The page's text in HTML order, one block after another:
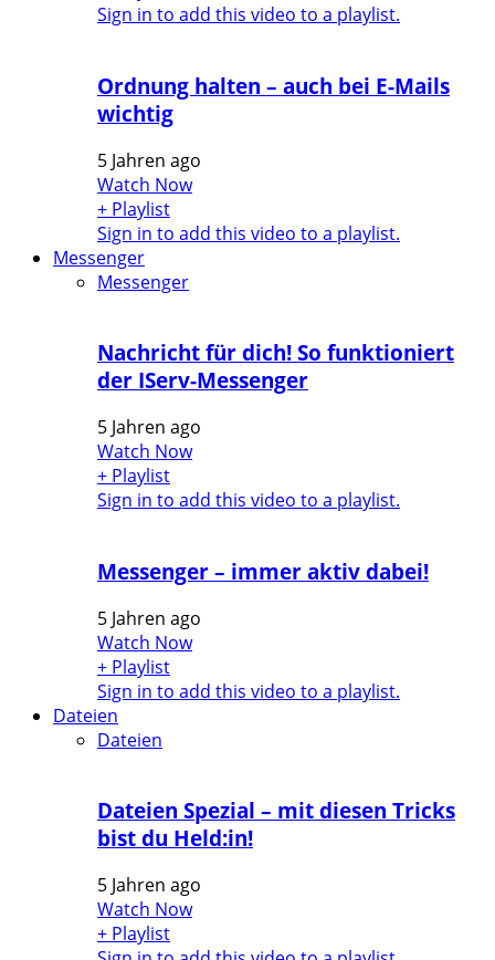
Sign in to add this video to a playlist.
Ordnung halten – auch bei E-Mails
wichtig
5 Jahren ago
Watch Now
+ Playlist
Sign in to add this video to a playlist.
Messenger
Messenger
Nachricht für dich! So funktioniert
der IServ-Messenger
5 Jahren ago
Watch Now
+ Playlist
Sign in to add this video to a playlist.
Messenger – immer aktiv dabei!
5 Jahren ago
Watch Now
+ Playlist
Sign in to add this video to a playlist.
Dateien
Dateien
Dateien Spezial – mit diesen Tricks
bist du Held:in!
5 Jahren ago
Watch Now
+ Playlist